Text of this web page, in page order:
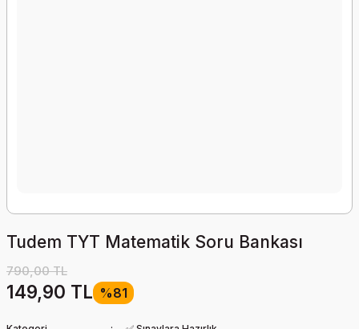
Tudem TYT Matematik Soru Bankası
790,00 TL
149,90 TL %81